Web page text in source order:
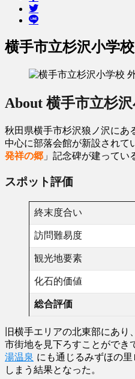
横手市立杉沢小学
About 横手市立杉
秋田県横手市杉沢狼ノ沢にあ
中心に部落会館が新設されて
発祥の郷 」記念碑が建ってい
スポット評価
終末度合い
訪問難易度
観光地要素
化石的価値
総合評価
旧横手エリアの北東部にあ
市街地を見下ろすことができ
湯温泉 にも通じるみずほの
しまう結果となった。